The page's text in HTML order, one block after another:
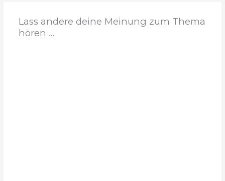
Lass andere deine Meinung zum Thema
hören ...